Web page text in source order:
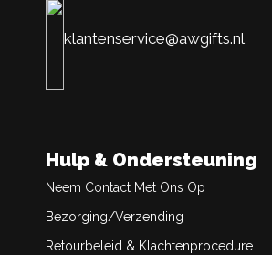
klantenservice@awgifts.nl
Hulp & Ondersteuning
Neem Contact Met Ons Op
Bezorging/Verzending
Retourbeleid & Klachtenprocedure